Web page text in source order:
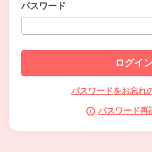
パスワード
パスワードをお忘れ
パスワード再